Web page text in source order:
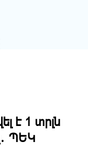
մլրդ դրամ
է 1 տրլն
ՊԵԿ